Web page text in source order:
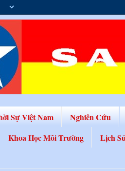
Sự Việt Nam Nghiên Cứu
Khoa Học Môi Trường Lịch